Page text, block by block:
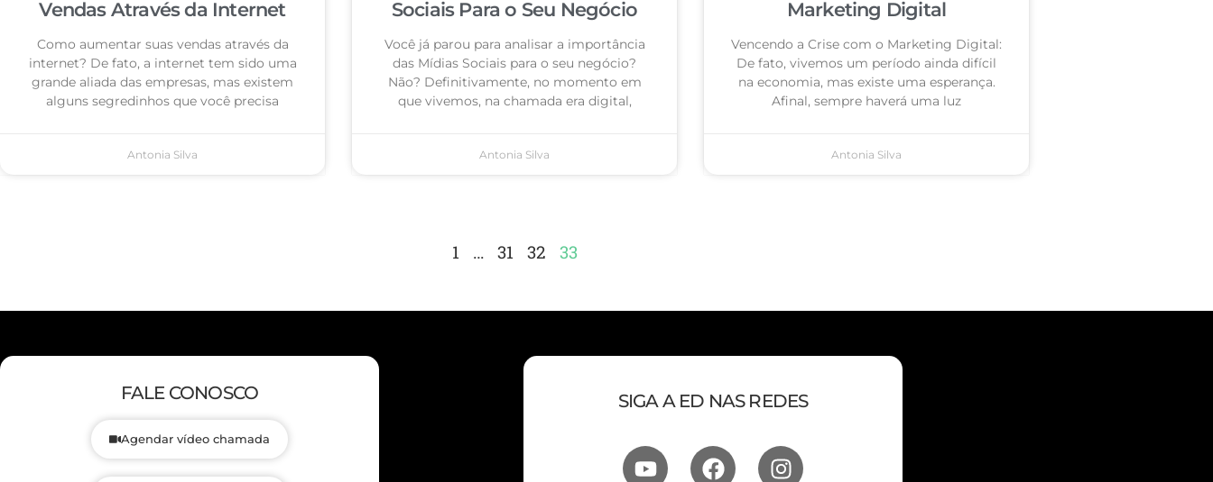
Vendas Através da Internet
Como aumentar suas vendas através da
internet? De fato, a internet tem sido uma
grande aliada das empresas, mas existem
alguns segredinhos que você precisa
Antonia Silva
Sociais Para o Seu Negócio
Você já parou para analisar a importância
das Mídias Sociais para o seu negócio?
Não? Definitivamente, no momento em
que vivemos, na chamada era digital,
Antonia Silva
Marketing Digital
Vencendo a Crise com o Marketing Digital:
De fato, vivemos um período ainda difícil
na economia, mas existe uma esperança.
Afinal, sempre haverá uma luz
Antonia Silva
1 … 31 32 33
FALE CONOSCO
Agendar vídeo chamada
SIGA A ED NAS REDES